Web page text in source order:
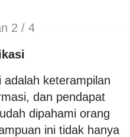
2 / 4
keterampilan
dan pendapat
dipahami orang
ini tidak hanya